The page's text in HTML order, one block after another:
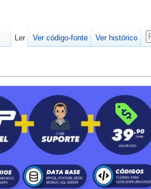
Ler Ver código-fonte Ver histórico